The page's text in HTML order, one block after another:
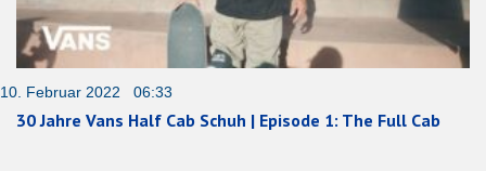
10. Februar 2022 06:33
30 Jahre Vans Half Cab Schuh | Episode 1: The Full Cab